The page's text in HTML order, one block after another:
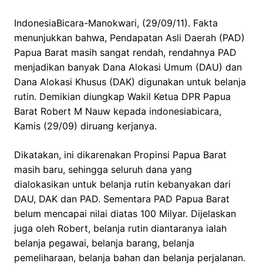
IndonesiaBicara-Manokwari, (29/09/11). Fakta
menunjukkan bahwa, Pendapatan Asli Daerah (PAD)
Papua Barat masih sangat rendah, rendahnya PAD
menjadikan banyak Dana Alokasi Umum (DAU) dan
Dana Alokasi Khusus (DAK) digunakan untuk belanja
rutin. Demikian diungkap Wakil Ketua DPR Papua
Barat Robert M Nauw kepada indonesiabicara,
Kamis (29/09) diruang kerjanya.
Dikatakan, ini dikarenakan Propinsi Papua Barat
masih baru, sehingga seluruh dana yang
dialokasikan untuk belanja rutin kebanyakan dari
DAU, DAK dan PAD. Sementara PAD Papua Barat
belum mencapai nilai diatas 100 Milyar. Dijelaskan
juga oleh Robert, belanja rutin diantaranya ialah
belanja pegawai, belanja barang, belanja
pemeliharaan, belanja bahan dan belanja perjalanan.